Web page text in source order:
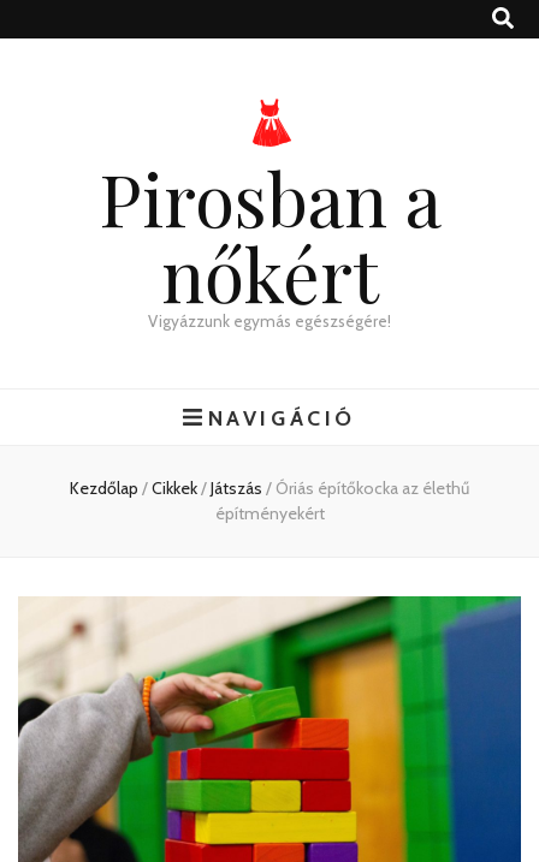
Pirosban a
nőkért
Vigyázzunk egymás egészségére!
NAVIGÁCIÓ
Kezdőlap /Cikkek/Játszás / Óriás építőkocka az élethű
építményekért